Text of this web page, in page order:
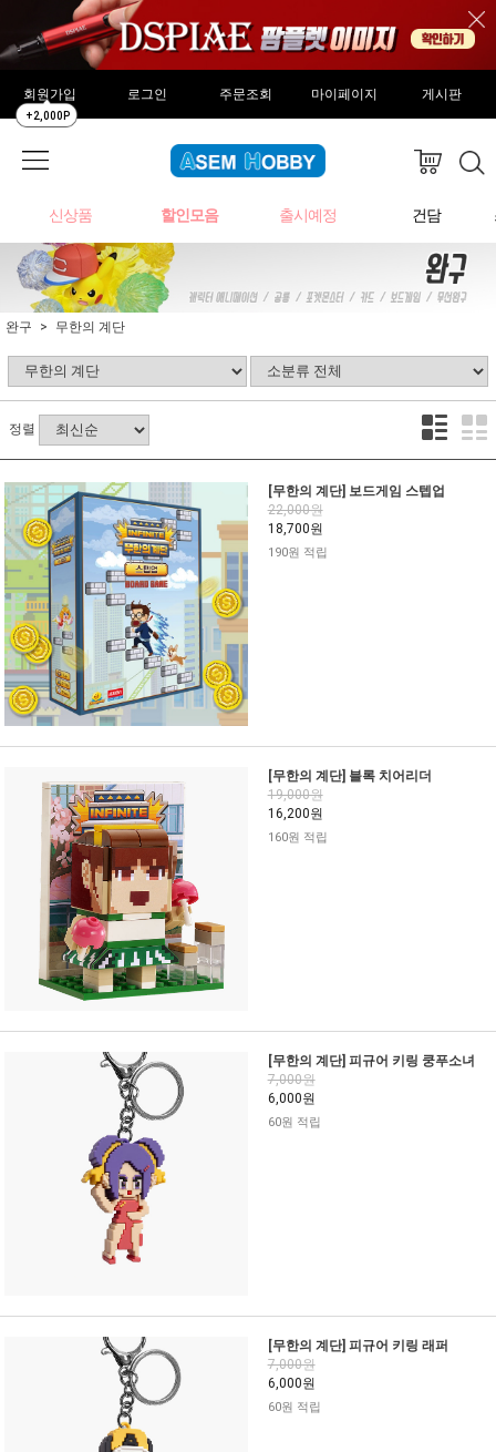
회원가입
+2,000P
로그인 주문조회 마이페이지 게시판
신상품 할인모음 출시예정 건담
완구 무한의 계단
정렬
[무한의 계단] 보드게임 스텝업
22,000원
18,700원
190원 적립
[무한의 계단] 블록 치어리더
19,000원
16,200원
160원 적립
[무한의 계단] 피규어 키링 쿵푸소녀
7,000원
6,000원
60원 적립
[무한의 계단] 피규어 키링 래퍼
7,000원
6,000원
60원 적립